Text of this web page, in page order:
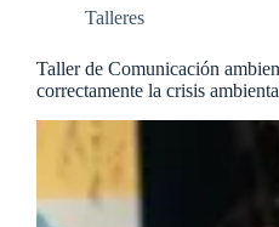
Talleres
Taller de Comunicación
correctamente la crisis